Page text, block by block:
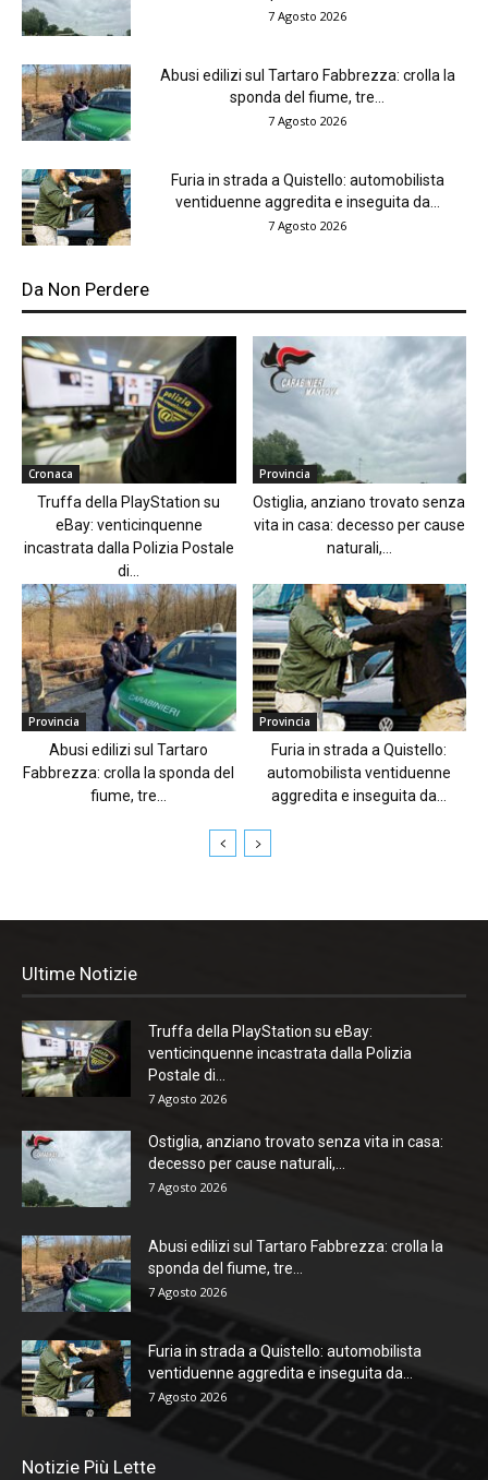
7 Agosto 2026
Abusi edilizi sul Tartaro Fabbrezza: crolla la
sponda del fiume, tre...
7 Agosto 2026
Furia in strada a Quistello: automobilista
ventiduenne aggredita e inseguita da...
7 Agosto 2026
Da Non Perdere
Cronaca
Truffa della PlayStation su
eBay: venticinquenne
incastrata dalla Polizia Postale
di...
Provincia
Ostiglia, anziano trovato senza
vita in casa: decesso per cause
naturali,...
Provincia
Abusi edilizi sul Tartaro
Fabbrezza: crolla la sponda del
fiume, tre...
Provincia
Furia in strada a Quistello:
automobilista ventiduenne
aggredita e inseguita da...
Ultime Notizie
Truffa della PlayStation su eBay:
venticinquenne incastrata dalla Polizia
Postale di...
7 Agosto 2026
Ostiglia, anziano trovato senza vita in casa:
decesso per cause naturali,...
7 Agosto 2026
Abusi edilizi sul Tartaro Fabbrezza: crolla la
sponda del fiume, tre...
7 Agosto 2026
Furia in strada a Quistello: automobilista
ventiduenne aggredita e inseguita da...
7 Agosto 2026
Notizie Più Lette